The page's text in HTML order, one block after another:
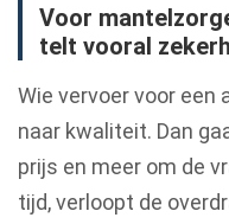
Voor
telt vooral
Wie vervoer voor een
naar kwaliteit. Dan
prijs en meer om de
tijd, verloopt de